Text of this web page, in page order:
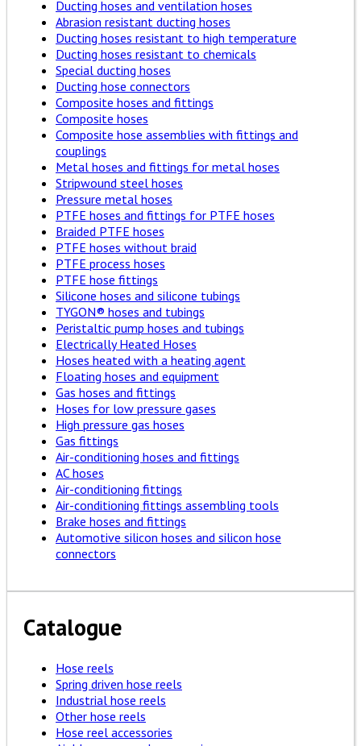
Ducting hoses and ventilation hoses
Abrasion resistant ducting hoses
Ducting hoses resistant to high temperature
Ducting hoses resistant to chemicals
Special ducting hoses
Ducting hose connectors
Composite hoses and fittings
Composite hoses
Composite hose assemblies with fittings and
couplings
Metal hoses and fittings for metal hoses
Stripwound steel hoses
Pressure metal hoses
PTFE hoses and fittings for PTFE hoses
Braided PTFE hoses
PTFE hoses without braid
PTFE process hoses
PTFE hose fittings
Silicone hoses and silicone tubings
TYGON® hoses and tubings
Peristaltic pump hoses and tubings
Electrically Heated Hoses
Hoses heated with a heating agent
Floating hoses and equipment
Gas hoses and fittings
Hoses for low pressure gases
High pressure gas hoses
Gas fittings
Air-conditioning hoses and fittings
AC hoses
Air-conditioning fittings
Air-conditioning fittings assembling tools
Brake hoses and fittings
Automotive silicon hoses and silicon hose
connectors
Catalogue
Hose reels
Spring driven hose reels
Industrial hose reels
Other hose reels
Hose reel accessories